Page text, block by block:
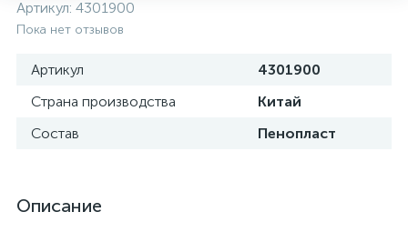
Артикул: 4301900
Пока нет отзывов
Артикул
4301900
Страна производства
Китай
Состав
Пенопласт
Описание